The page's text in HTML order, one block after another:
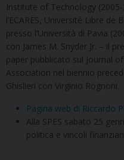
Institute of Technology (2005-
l’ECARES, Université Libre
presso l’Università di Pavia
con James M. Snyder Jr. – il
paper pubblicato sul Journal
Association nel biennio
Ghislieri con Virginio Rognoni.
Pagina web di Riccardo
Alla SPES sabato 25
politica e vincoli